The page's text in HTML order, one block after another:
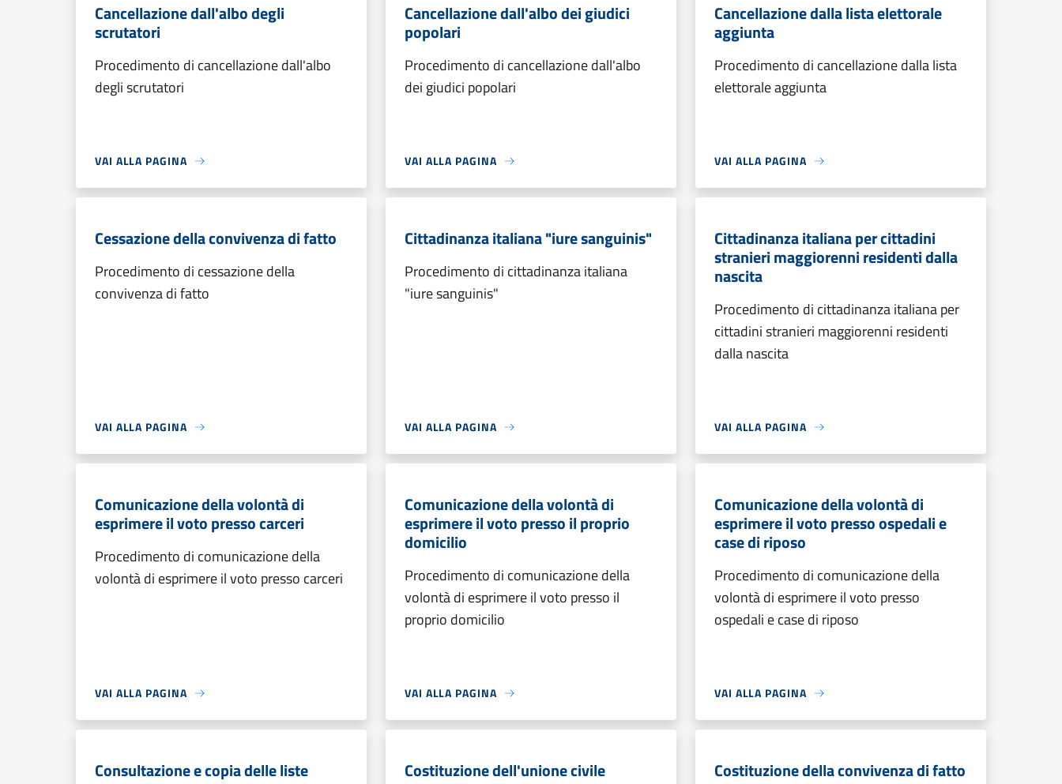
Cancellazione dall'albo degli
scrutatori
Procedimento di cancellazione dall'albo
degli scrutatori
VAI ALLA PAGINA
Cancellazione dall'albo dei giudici
popolari
Procedimento di cancellazione dall'albo
dei giudici popolari
VAI ALLA PAGINA
Cancellazione dalla lista elettorale
aggiunta
Procedimento di cancellazione dalla lista
elettorale aggiunta
VAI ALLA PAGINA
Cessazione della convivenza di fatto
Procedimento di cessazione della
convivenza di fatto
VAI ALLA PAGINA
Cittadinanza italiana "iure sanguinis"
Procedimento di cittadinanza italiana
"iure sanguinis"
VAI ALLA PAGINA
Cittadinanza italiana per cittadini
stranieri maggiorenni residenti dalla
nascita
Procedimento di cittadinanza italiana per
cittadini stranieri maggiorenni residenti
dalla nascita
VAI ALLA PAGINA
Comunicazione della volontà di
esprimere il voto presso carceri
Procedimento di comunicazione della
volontà di esprimere il voto presso carceri
VAI ALLA PAGINA
Comunicazione della volontà di
esprimere il voto presso il proprio
domicilio
Procedimento di comunicazione della
volontà di esprimere il voto presso il
proprio domicilio
VAI ALLA PAGINA
Comunicazione della volontà di
esprimere il voto presso ospedali e
case di riposo
Procedimento di comunicazione della
volontà di esprimere il voto presso
ospedali e case di riposo
VAI ALLA PAGINA
Consultazione e copia delle liste Costituzione dell'unione civile Costituzione della convivenza di fatto